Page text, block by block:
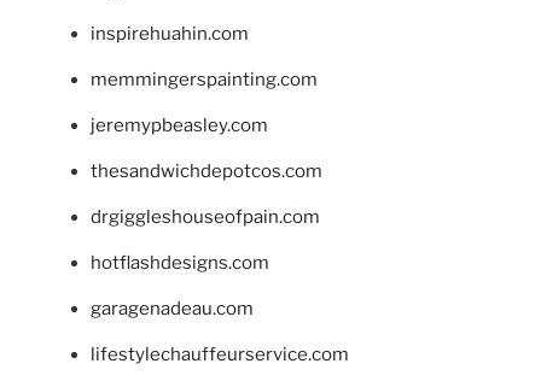
inspirehuahin.com
memmingerspainting.com
jeremypbeasley.com
thesandwichdepotcos.com
drgiggleshouseofpain.com
hotflashdesigns.com
garagenadeau.com
lifestylechauffeurservice.com